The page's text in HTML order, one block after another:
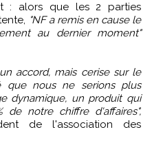
: alors que les 2 parties
"NF a remis en cause le
au dernier moment"
accord, mais cerise sur le
que nous ne serions plus
dynamique, un produit qui
de notre chiffre d'affaires",
de l'association des